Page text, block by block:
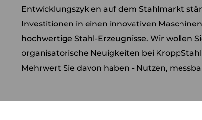
Entwicklungszyklen auf dem Stahlmarkt
Investitionen in einen innovativen
hochwertige Stahl-Erzeugnisse. Wir wollen
organisatorische Neuigkeiten bei
Mehrwert Sie davon haben - Nutzen,